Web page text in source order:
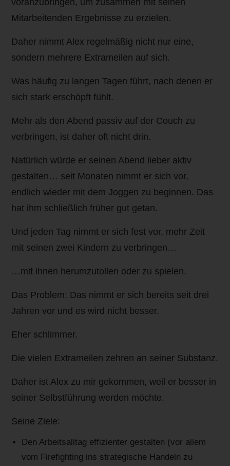
Mitarbeitenden Ergebnisse zu erzielen.
Daher nimmt Alex regelmäßig nicht nur eine,
sondern mehrere Extrameilen auf sich.
Was häufig zu langen Tagen führt, nach denen er
sich stark erschöpft fühlt.
Mehr als den Abend passiv auf der Couch zu
verbringen, ist daher oft nicht drin.
Natürlich würde er seinen Abend lieber aktiv
gestalten… seit Monaten nimmt er sich vor,
endlich wieder mit dem Joggen zu beginnen. Das
hat ihm schließlich früher gut getan.
Und jeden Tag nimmt er sich fest vor, mehr Zeit
mit seinen zwei Kindern zu verbringen…
…mit ihnen herumzutollen oder zu spielen.
Das Problem: Das nimmt er sich bereits seit drei
Jahren vor und es wird nicht besser.
Eher schlimmer.
Die vielen Extrameilen zehren an seiner Substanz.
Daher ist Alex zu mir gekommen, weil er besser in
seiner Selbstführung werden möchte.
Seine Ziele:
Den Arbeitsalltag effizienter gestalten (vor allem
vom Firefighting ins strategische Handeln zu